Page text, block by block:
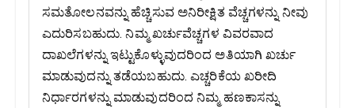
ಸಮತೋಲನವನ್ನು ಹೆಚ್ಚಿಸುವ ಅನಿರೀಕ್ಷಿತ ವೆಚ್ಚಗಳನ್ನು ನೀವು
ಎದುರಿಸಬಹುದು. ನಿಮ್ಮ ಖರ್ಚುವೆಚ್ಚಗಳ ವಿವರವಾದ
ದಾಖಲೆಗಳನ್ನು ಇಟ್ಟುಕೊಳ್ಳುವುದರಿಂದ ಅತಿಯಾಗಿ ಖರ್ಚು
ಮಾಡುವುದನ್ನು ತಡೆಯಬಹುದು. ಎಚ್ಚರಿಕೆಯ ಖರೀದಿ
ನಿರ್ಧಾರಗಳನ್ನು ಮಾಡುವುದರಿಂದ ನಿಮ್ಮ ಹಣಕಾಸನ್ನು